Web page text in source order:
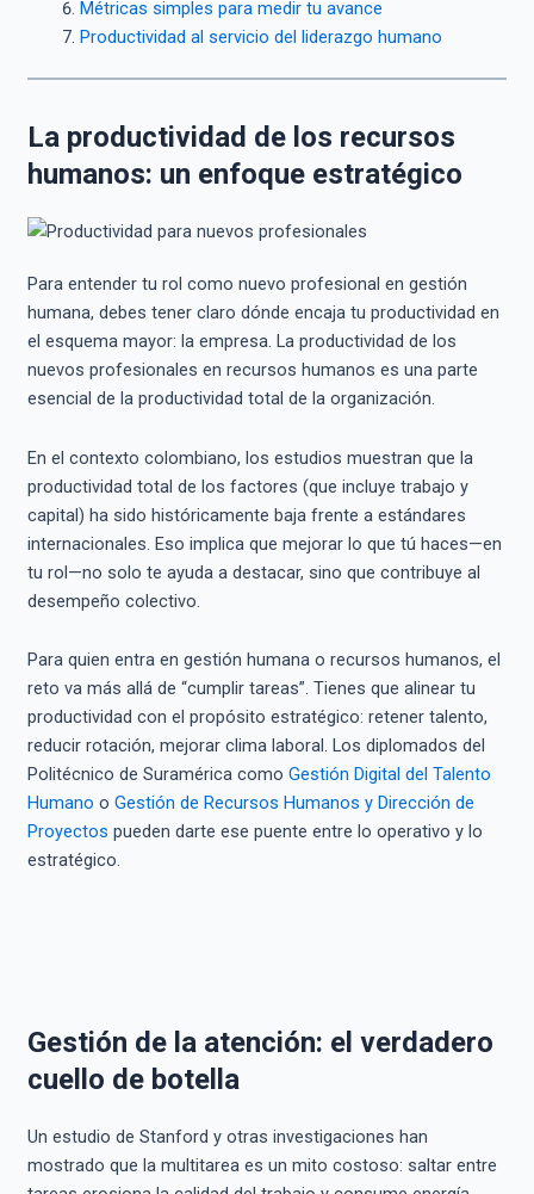
Métricas simples para medir tu avance
Productividad al servicio del liderazgo humano
La productividad de los recursos
humanos: un enfoque estratégico
Para entender tu rol como nuevo profesional en gestión
humana, debes tener claro dónde encaja tu productividad en
el esquema mayor: la empresa. La productividad de los
nuevos profesionales en recursos humanos es una parte
esencial de la productividad total de la organización.
En el contexto colombiano, los estudios muestran que la
productividad total de los factores (que incluye trabajo y
capital) ha sido históricamente baja frente a estándares
internacionales. Eso implica que mejorar lo que tú haces—en
tu rol—no solo te ayuda a destacar, sino que contribuye al
desempeño colectivo.
Para quien entra en gestión humana o recursos humanos, el
reto va más allá de “cumplir tareas”. Tienes que alinear tu
productividad con el propósito estratégico: retener talento,
reducir rotación, mejorar clima laboral. Los diplomados del
Politécnico de Suramérica como Gestión Digital del Talento
Humano o Gestión de Recursos Humanos y Dirección de
Proyectos pueden darte ese puente entre lo operativo y lo
estratégico.
Gestión de la atención: el verdadero
cuello de botella
Un estudio de Stanford y otras investigaciones han
mostrado que la multitarea es un mito costoso: saltar entre